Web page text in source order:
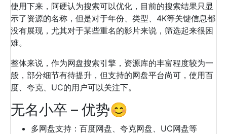
使用下来，阿硬认为搜索可以优化，目前的搜索结果只显
示了资源的名称，但是对于年份、类型、4K等关键信息都
没有展现，尤其对于某些重名的影片来说，筛选起来很困
难。
整体来说，作为网盘搜索引擎，资源库的丰富程度较为一
般，部分细节有待提升，但支持的网盘平台尚可，使用百
度、夸克、UC的用户可以关注下。
无名小卒 – 优势😊
多网盘支持：百度网盘、夸克网盘、UC网盘等